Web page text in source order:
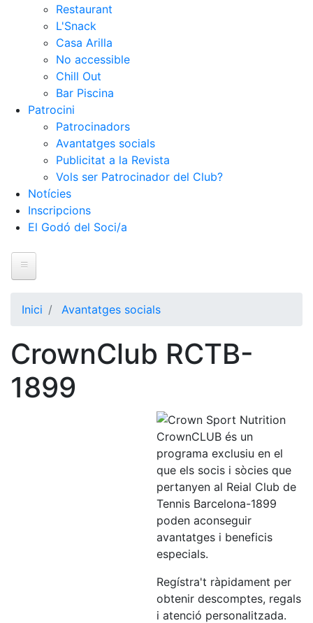
Restaurant
L'Snack
Casa Arilla
No accessible
Chill Out
Bar Piscina
Patrocini
Patrocinadors
Avantatges socials
Publicitat a la Revista
Vols ser Patrocinador del Club?
Notícies
Inscripcions
El Godó del Soci/a
Història
La nostra
història
Inici Avantatges socials
CrownClub RCTB-
1899
CrownCLUB és un
programa exclusiu en el
que els socis i sòcies que
pertanyen al Reial Club de
Tennis Barcelona-1899
poden aconseguir
avantatges i beneficis
especials.
Regístra't ràpidament per
obtenir descomptes, regals
i atenció personalitzada.